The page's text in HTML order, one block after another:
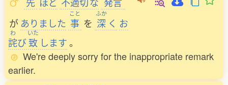
が ありました
こと
事 を
ふか
深 く お
わ
詫び
いた
致 します。
We're deeply sorry for the inappropriate remark
earlier.